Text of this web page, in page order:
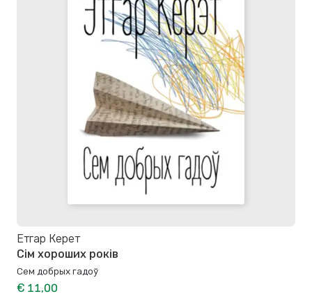
Етгар Керет
Сім хороших років
Сем добрых гадоў
€ 11,00